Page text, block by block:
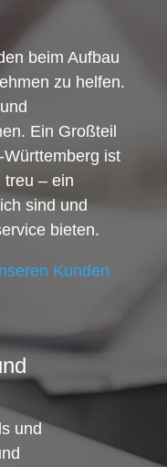
beim Aufbau
zu helfen.
Ein Großteil
ist
treu – ein
sind und
bieten.
Kunden
und